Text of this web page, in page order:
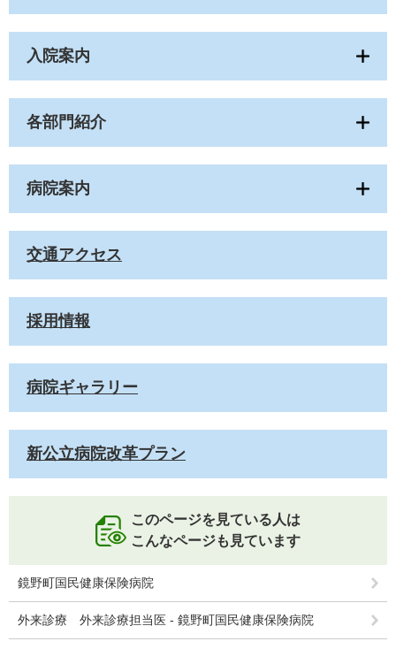
入院案内
各部門紹介
病院案内
交通アクセス
採用情報
病院ギャラリー
新公立病院改革プラン
このページを見ている人は
こんなページも見ています
鏡野町国民健康保険病院
外来診療 外来診療担当医 - 鏡野町国民健康保険病院